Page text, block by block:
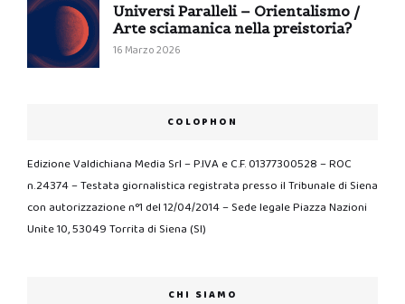
Universi Paralleli – Orientalismo /
Arte sciamanica nella preistoria?
16 Marzo 2026
COLOPHON
Edizione Valdichiana Media Srl – P.IVA e C.F. 01377300528 – ROC
n.24374 – Testata giornalistica registrata presso il Tribunale di Siena
con autorizzazione n°1 del 12/04/2014 – Sede legale Piazza Nazioni
Unite 10, 53049 Torrita di Siena (SI)
CHI SIAMO